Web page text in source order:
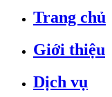
Trang chủ
Giới thiệu
Dịch vụ